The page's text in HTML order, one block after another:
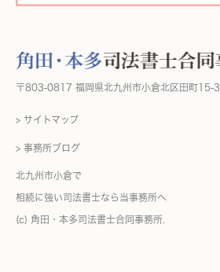
〒803-0817 福岡県北九州市小倉北区田町15-3
> サイトマップ
> 事務所ブログ
北九州市小倉で
相続に強い司法書士なら当事務所へ
(c) 角田・本多司法書士合同事務所.